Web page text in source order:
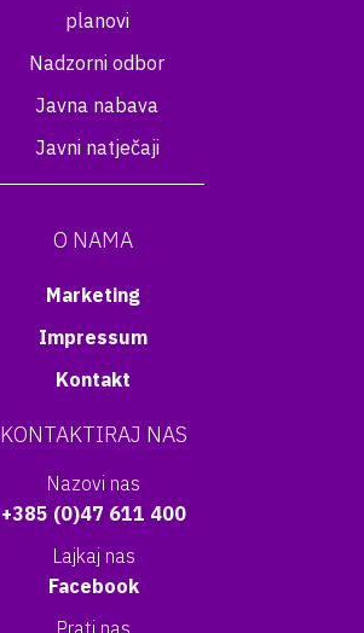
planovi
Nadzorni odbor
Javna nabava
Javni natječaji
O NAMA
Marketing
Impressum
Kontakt
KONTAKTIRAJ NAS
Nazovi nas
+385 (0)47 611 400
Lajkaj nas
Facebook
Prati nas